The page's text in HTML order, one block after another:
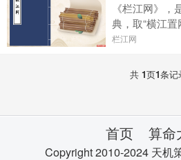
《栏江网》
典，取“横江
未署作者姓名
此书作于明朝
栏江网
共 1页1条记
首页 算命
Copyright 2010-2024 天机